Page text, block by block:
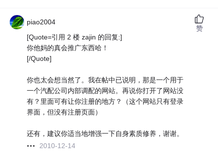
piao2004
[Quote=引用 2 楼 zajin 的回复:]
你他妈的真会推广东西哈！
[/Quote]
你也太会想当然了。我在帖中已说明，那是一个用于
一个汽配公司内部调配的网站。再说你打开了网站没
有？里面可有让你注册的地方？（这个网站只有登录
界面，但没有注册页面）
还有，建议你适当地增强一下自身素质修养，谢谢。
2010-12-14
赞